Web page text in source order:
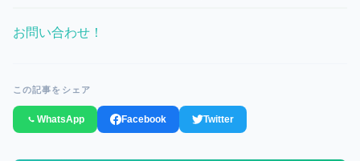
お問い合わせ！
この記事をシェア
WhatsApp Facebook Twitter